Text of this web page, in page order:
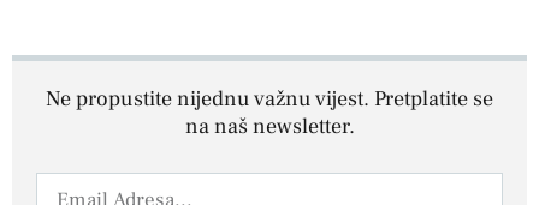
Ne propustite nijednu važnu vijest. Pretplatite se
na naš newsletter.